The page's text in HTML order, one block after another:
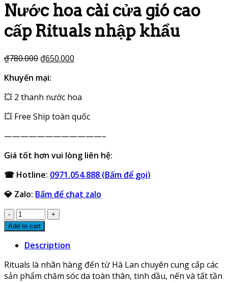
Nước hoa cài cửa gió cao
cấp Rituals nhập khẩu
₫780.000 ₫650.000
Khuyến mại:
💥 2 thanh nước hoa
💥 Free Ship toàn quốc
————————————–
Giá tốt hơn vui lòng liên hệ:
☎ Hotline: 0971.054.888 (Bấm để gọi)
💎 Zalo: Bấm để chat zalo
Nước
hoa
cửa
cao
cấp
Add to cart
Description
Rituals là nhãn hàng đến từ Hà Lan chuyên cung cấp các
sản phẩm chăm sóc da toàn thân, tinh dầu, nến và tất tần